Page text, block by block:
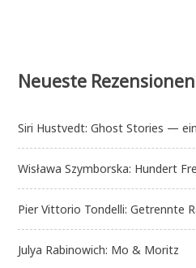
Neueste Rezensionen
Siri Hustvedt: Ghost Stories —
Wisława Szymborska: Hundert
Pier Vittorio Tondelli: Getrennte
Julya Rabinowich: Mo & Moritz